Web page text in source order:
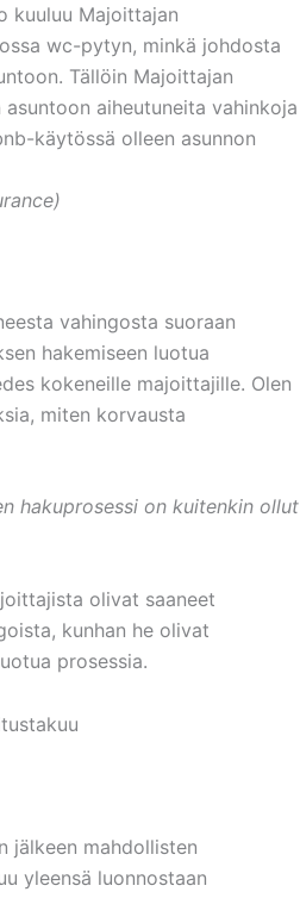
kuuluu Majoittajan
wc-pytyn, minkä johdosta
Tällöin Majoittajan
aiheutuneita vahinkoja
käytössä olleen asunnon
vahingosta suoraan
hakemiseen luotua
kokeneille majoittajille. Olen
miten korvausta
hakuprosessi on kuitenkin ollut
olivat saaneet
kunhan he olivat
prosessia.
jälkeen mahdollisten
yleensä luonnostaan